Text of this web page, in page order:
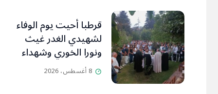
قرطبا أحيت يوم الوفاء
لشهيدي الغدر غيث
ونورا الخوري وشهداء
٤ آب من أبناء البلدة..
كارين الخوري افرام:
8 أغسطس، 2026